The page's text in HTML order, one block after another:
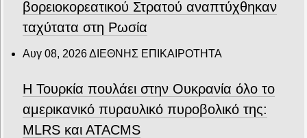
βορειοκορεατικού Στρατού αναπτύχθηκαν
ταχύτατα στη Ρωσία
Αυγ 08, 2026ΔΙΕΘΝΗΣ ΕΠΙΚΑΙΡΟΤΗΤΑ
Η Τουρκία πουλάει στην Ουκρανία όλο το
αμερικανικό πυραυλικό πυροβολικό της:
MLRS και ΑΤΑCMS